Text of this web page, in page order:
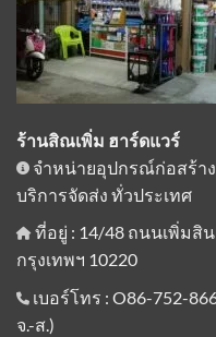
ร้านสิณเพิ่ม ฮาร์ดแวร์
จำหน่ายอุปกรณ์ก่อสร้า
บริการจัดส่ง ทั่วประเทศ
ที่อยู่ : 14/48 ถนนเพิ่มสิ
กรุงเทพฯ 10220
เบอร์โทร : O86-752-
จ.-ส.)